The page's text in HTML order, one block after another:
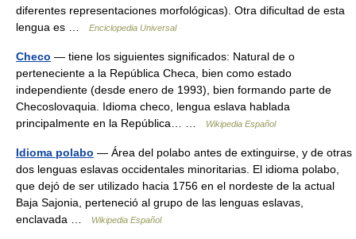
diferentes representaciones morfológicas). Otra dificultad de esta
lengua es …
Enciclopedia Universal
Checo — tiene los siguientes significados: Natural de o
perteneciente a la República Checa, bien como estado
independiente (desde enero de 1993), bien formando parte de
Checoslovaquia. Idioma checo, lengua eslava hablada
principalmente en la República… …
Wikipedia Español
Idioma polabo — Área del polabo antes de extinguirse, y de otras
dos lenguas eslavas occidentales minoritarias. El idioma polabo,
que dejó de ser utilizado hacia 1756 en el nordeste de la actual
Baja Sajonia, perteneció al grupo de las lenguas eslavas,
enclavada …
Wikipedia Español